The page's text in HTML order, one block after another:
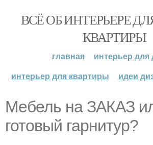
ВСЁ ОБ ИНТЕРЬЕРЕ
КВАРТИРЫ
главная
интерьер для
интерьер для квартиры
идеи
Мебель на ЗАКАЗ
готовый гарнитур?